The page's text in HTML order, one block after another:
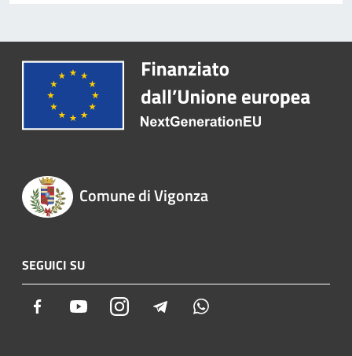
Comune di Vigonza
SEGUICI SU
Facebook YoutubeInstagram Telegram